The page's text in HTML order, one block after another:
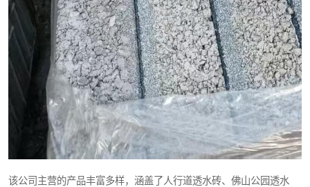
该公司主营的产品丰富多样，涵盖了人行道透水砖、佛山公园透水